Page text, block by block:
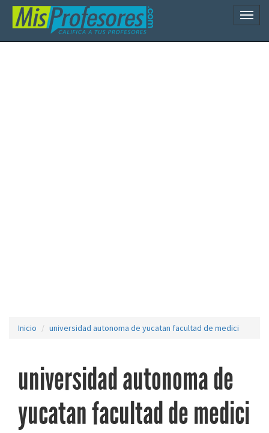
Inicio universidad autonoma de yucatan facultad de medici
universidad autonoma de
yucatan facultad de medici